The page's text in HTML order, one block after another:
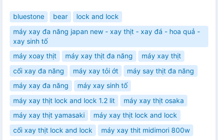
bluestone bear
lock and lock
máy xay đa năng japan new - xay thịt - xay đá - hoa quả -
xay sinh tố
máy xoay thịt
máy xay thịt đa năng
máy xay thịt
cối xay đa năng
máy xay tỏi ớt
máy say thịt đa năng
máy xay đa năng
máy xay sinh tố
máy xay thịt lock and lock 1.2 lit
máy xay thịt osaka
máy xay thịt yamasaki
máy xay thịt lock and lock
cối xay thịt lock and lock
máy xay thit midimori 800w